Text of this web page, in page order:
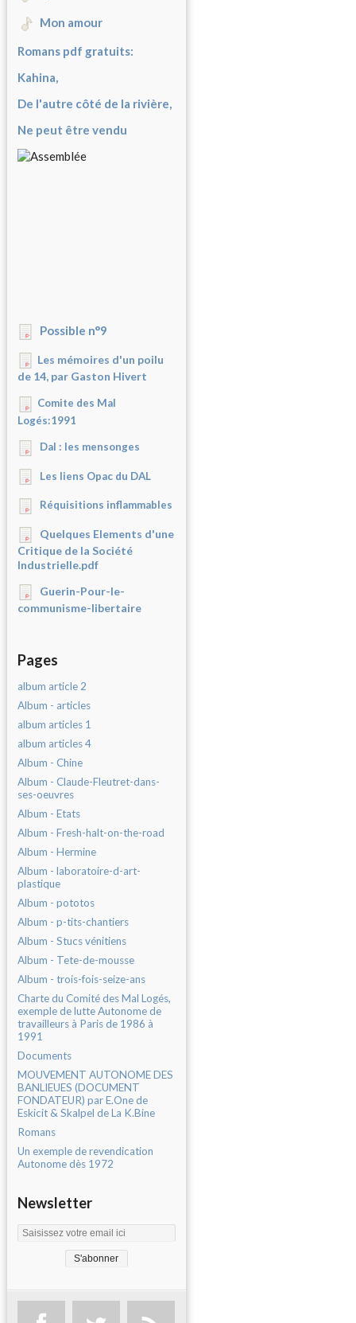
Mon amour
Romans pdf gratuits:
Kahina,
De l'autre côté de la rivière,
Ne peut être vendu
Possible n°9
Les mémoires d'un poilu
de 14, par Gaston Hivert
Comite des Mal
Logés:1991
Dal : les mensonges
Les liens Opac du DAL
Réquisitions inflammables
Quelques Elements d'une
Critique de la Société
Industrielle.pdf
Guerin-Pour-le-
communisme-libertaire
Pages
album article 2
Album - articles
album articles 1
album articles 4
Album - Chine
Album - Claude-Fleutret-dans-
ses-oeuvres
Album - Etats
Album - Fresh-halt-on-the-road
Album - Hermine
Album - laboratoire-d-art-
plastique
Album - pototos
Album - p-tits-chantiers
Album - Stucs vénitiens
Album - Tete-de-mousse
Album - trois-fois-seize-ans
Charte du Comité des Mal Logés,
exemple de lutte Autonome de
travailleurs à Paris de 1986 à
1991
Documents
MOUVEMENT AUTONOME DES
BANLIEUES (DOCUMENT
FONDATEUR) par E.One de
Eskicit & Skalpel de La K.Bine
Romans
Un exemple de revendication
Autonome dès 1972
Newsletter